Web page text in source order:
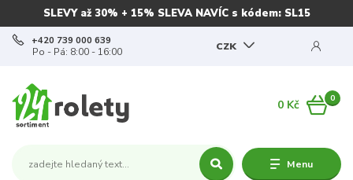
SLEVY až 30% + 15% SLEVA NAVÍC s kódem: SL15
Menu
CZK
+420 739 000 639
Po - Pá: 8:00 - 16:00
0
0 Kč